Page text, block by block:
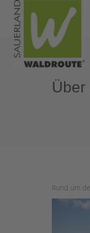
Über
Rund um